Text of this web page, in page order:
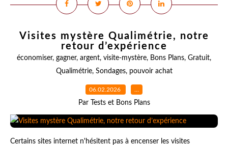
Visites mystère Qualimétrie, notre
retour d’expérience
économiser, gagner, argent, visite-mystère, Bons Plans, Gratuit,
Qualimétrie, Sondages, pouvoir achat
06.02.2026 …
Par Tests et Bons Plans
Certains sites internet n'hésitent pas à encenser les visites